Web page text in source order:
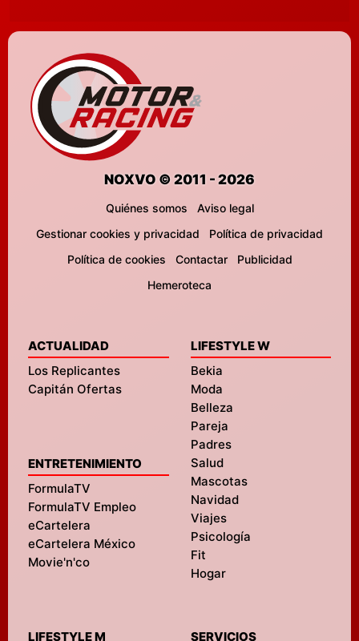
NOXVO © 2011 - 2026
Quiénes somos
Aviso legal
Gestionar cookies y privacidad
Política de privacidad
Política de cookies
Contactar
Publicidad
Hemeroteca
ACTUALIDAD
Los Replicantes
Capitán Ofertas
ENTRETENIMIENTO
FormulaTV
FormulaTV Empleo
eCartelera
eCartelera México
Movie'n'co
LIFESTYLE W
Bekia
Moda
Belleza
Pareja
Padres
Salud
Mascotas
Navidad
Viajes
Psicología
Fit
Hogar
LIFESTYLE M SERVICIOS